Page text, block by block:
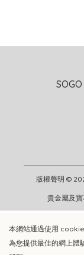
加入購物
本網站通過使用
為您提供最佳的網上體
版權聲明 ©
貴金屬及